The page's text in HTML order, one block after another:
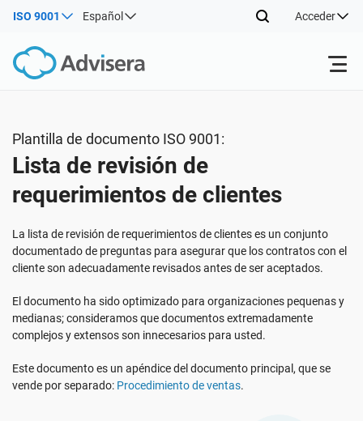
ISO 9001 Español Acceder
ISO 27001
DORA
ISO 42001
RGPD UE
Recursos gratuitos
Por dónde empezar
Otros
Consultores
Empresas de TI y SaaS
Infraestructura crítica
Acerca de nosotros
Contáctenos
Ver Demo
Plantilla de documento ISO 9001:
Lista de revisión de
requerimientos de clientes
La lista de revisión de requerimientos de clientes es un conjunto
documentado de preguntas para asegurar que los contratos con el
cliente son adecuadamente revisados antes de ser aceptados.
El documento ha sido optimizado para organizaciones pequenas y
medianas; consideramos que documentos extremadamente
complejos y extensos son innecesarios para usted.
Este documento es un apéndice del documento principal, que se
vende por separado: Procedimiento de ventas.